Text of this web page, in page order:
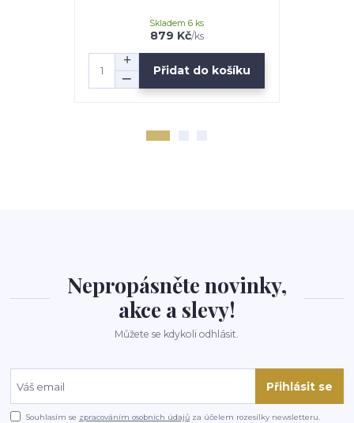
879 Kč/ks
Skladem 6 ks
Přidat do košíku
Nepropásněte novinky,
akce a slevy!
Můžete se kdykoli odhlásit.
Přihlásit se
Souhlasím se zpracováním osobních údajů za účelem rozesílky newsletteru.